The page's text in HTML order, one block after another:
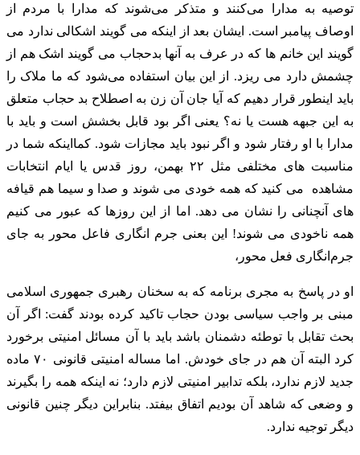
توصیه به مدارا می‌کنند و متذکر می‌شوند که مدارا با مردم از
اوصاف پیامبر است. ایشان بعد از اینکه می گویند اشکالی ندارد می
گویند این خانم ها که در عرف به آنها بدحجاب می گویند اشک هم از
چشمش دارد می ریزد. از این بیان استفاده می‌شود که ما ملاک را
باید اینطور قرار دهیم که آیا جان آن زن به اصطلاح بد حجاب متعلق
به این جبهه هست یا نه؟ یعنی اگر بود قابل بخشش است و باید با
مدارا با او رفتار شود و اگر نبود باید مجازات شود. کمااینکه شما در
مناسبت های مختلفی مثل ۲۲ بهمن، روز قدس یا ایام انتخابات
مشاهده می کنید که همه خودی می شوند و صدا و سیما هم قیافه
های آنچنانی را نشان می دهد. اما از این روزها که عبور می کنیم
همه ناخودی می شوند! این بعنی جرم انگاری فاعل محور به جای
جرم‌انگاری فعل محور،
او در پاسخ به مجری برنامه که به سخنان رهبری جمهوری اسلامی
مبنی بر واجب سیاسی بودن حجاب تاکید کرده بودند گفت: اگر آن
بحث تقابل با توطئه دشمنان باشد باید با آن مسائل امنیتی برخورد
کرد البته آن هم در جای خودش. اما مساله امنیتی قانونی ۷۰ ماده
جدید لازم ندارد، بلکه تدابیر امنیتی لازم دارد؛ نه اینکه همه را بگیرند
و وضعی که شاهد آن بودیم اتفاق بیفتد. بنابراین دیگر چنین قانونی
دیگر توجیه ندارد.